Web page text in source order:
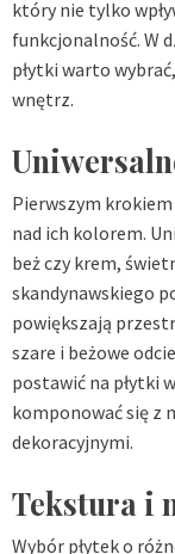
który nie tylko
funkcjonalność. W
płytki warto
wnętrz.
Pierwszym
nad ich kolorem.
beż czy krem,
skandynawskiego
powiększają
szare i beżowe
postawić na płytki
komponować się z
dekoracyjnymi.
Tekstura i
Wybór płytek o